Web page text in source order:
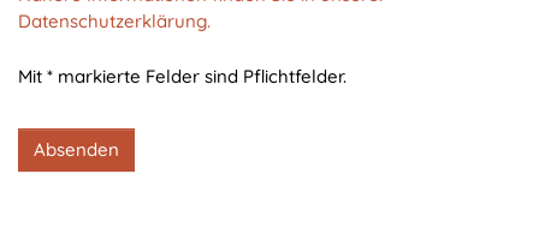
Datenschutzerklärung.
Mit * markierte Felder sind Pflichtfelder.
Absenden
Zweck:
Dieser Cookie speichert die ausgewählten
1 Jahr